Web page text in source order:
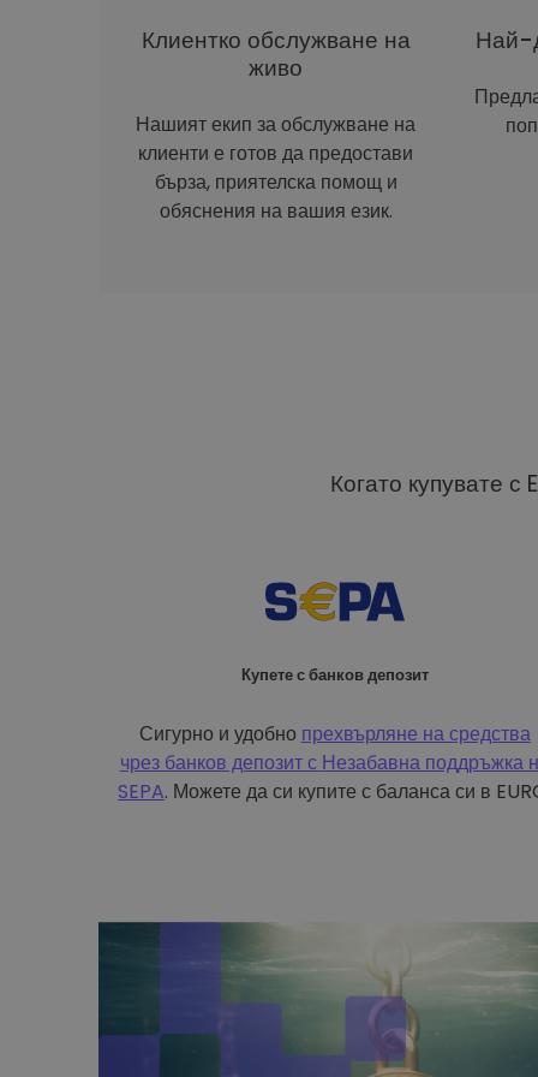
Клиентко обслужване на
живо
Нашият екип за обслужване на
клиенти е готов да предостави
бърза, приятелска помощ и
обяснения на вашия език.
Най-
Когато купувате
Купете с банков депозит
Сигурно и удобно прехвърляне на средства
чрез банков депозит с Незабавна поддръжка
SEPA. Можете да си купите с баланса си в